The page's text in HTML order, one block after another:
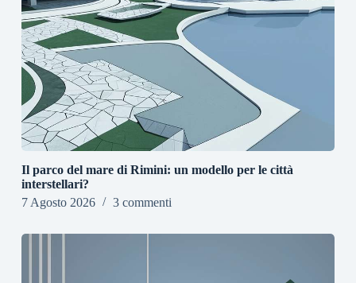
Il parco del mare di Rimini: un modello per le città
interstellari?
7 Agosto 2026
3 commenti